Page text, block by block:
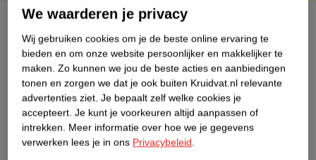
Over dit product
Productinformatie
Etiketinformatie
Nature Impact Score
We waarderen je privacy
Wij gebruiken cookies om je de beste online ervaring te
bieden en om onze website persoonlijker en makkelijker te
maken. Zo kunnen we jou de beste acties en aanbiedingen
tonen en zorgen we dat je ook buiten Kruidvat.nl relevante
advertenties ziet. Je bepaalt zelf welke cookies je
accepteert. Je kunt je voorkeuren altijd aanpassen of
intrekken. Meer informatie over hoe we je gegevens
verwerken lees je in ons Privacybeleid.